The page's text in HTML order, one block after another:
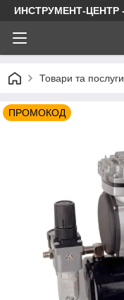
ИНСТРУМЕНТ-ЦЕНТР -
Товари та послуги
ПРОМОКОД